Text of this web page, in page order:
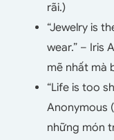
rãi.)
“Jewelry is
wear.” – Iris
mẽ nhất mà
“Life is too
Anonymous
những món